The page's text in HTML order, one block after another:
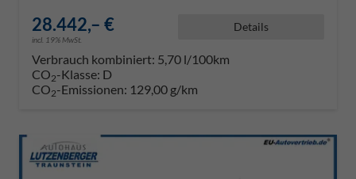
28.442,– €
incl. 19% MwSt.
Details
Verbrauch kombiniert: 5,70 l/100km
CO2-Klasse: D
CO2-Emissionen: 129,00 g/km